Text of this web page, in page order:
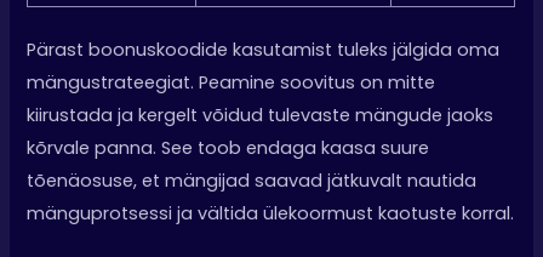
Pärast boonuskoodide kasutamist tuleks jälgida oma
mängustrateegiat. Peamine soovitus on mitte
kiirustada ja kergelt võidud tulevaste mängude jaoks
kõrvale panna. See toob endaga kaasa suure
tõenäosuse, et mängijad saavad jätkuvalt nautida
mänguprotsessi ja vältida ülekoormust kaotuste korral.